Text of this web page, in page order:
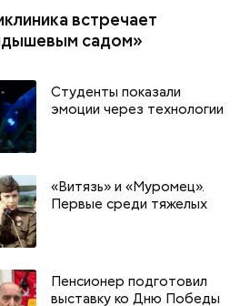
встречает
садом»
Студенты показали
эмоции через технологии
«Витязь» и «Муромец».
Первые среди тяжелых
Пенсионер подготовил
выставку ко Дню Победы